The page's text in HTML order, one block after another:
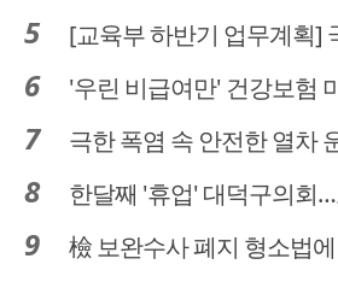
[교육부 하반기 업무계획] 국가인재위원회 신설… 거점국립
'우린 비급여만' 건강보험 미청구 의료
극한 폭염 속 안전한 열차 운
한달째 '휴업' 대덕구의회…오는
檢 보완수사 폐지 형소법에 숨은 ‘이의신청 3